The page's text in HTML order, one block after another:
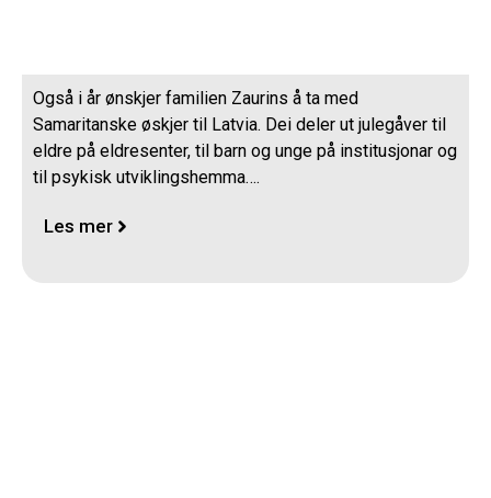
Også i år ønskjer familien Zaurins å ta med
Samaritanske øskjer til Latvia. Dei deler ut julegåver til
eldre på eldresenter, til barn og unge på institusjonar og
til psykisk utviklingshemma….
Les mer